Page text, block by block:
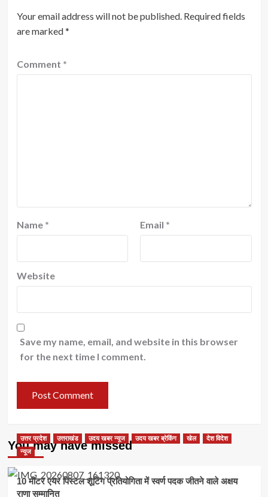
Your email address will not be published. Required fields
are marked*
Comment *
Name * Email *
Website
Save my name, email, and website in this browser
for the next time I comment.
You may have missed
उत्तर प्रदेश उत्तराखंड उदय खबर न्यूज उदय खबर ब्रेकिंग खेल
देश विदेश
न्यूज
10 मीटर एयर पिस्टल शूटिंग प्रतियोगिता में स्वर्ण पदक जीतने वाले अक्षय
राणा सम्मानित